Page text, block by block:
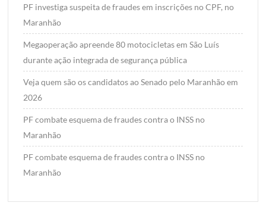
PF investiga suspeita de fraudes em inscrições no CPF, no
Maranhão
Megaoperação apreende 80 motocicletas em São Luís
durante ação integrada de segurança pública
Veja quem são os candidatos ao Senado pelo Maranhão em
2026
PF combate esquema de fraudes contra o INSS no
Maranhão
PF combate esquema de fraudes contra o INSS no
Maranhão